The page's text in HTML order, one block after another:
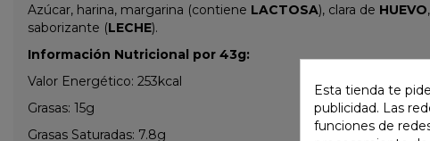
Azúcar, harina, margarina (contiene LACTOSA), clara de HUEVO,
saborizante (LECHE).
Información Nutricional por 43g:
Valor Energético: 253kcal
Grasas: 15g
Grasas Saturadas: 7.8g
Esta tienda te
publicidad. Las
funciones de